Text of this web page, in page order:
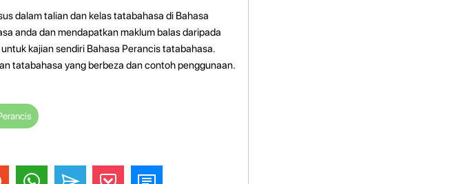
dalam talian dan kelas tatabahasa di Bahasa
anda dan mendapatkan maklum balas daripada
kajian sendiri Bahasa Perancis tatabahasa.
tatabahasa yang berbeza dan contoh penggunaan.